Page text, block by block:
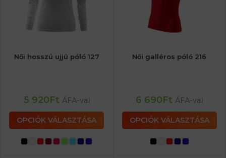
Női hosszú ujjú póló 127
5 920Ft ÁFA-val
OPCIÓK VÁLASZTÁSA
Női galléros póló 216
6 690Ft ÁFA-val
OPCIÓK VÁLASZTÁSA